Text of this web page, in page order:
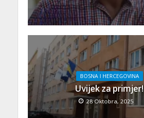
BOSNA I HERCEGOVINA
Uvijek za primjer!
28 Oktobra, 2025